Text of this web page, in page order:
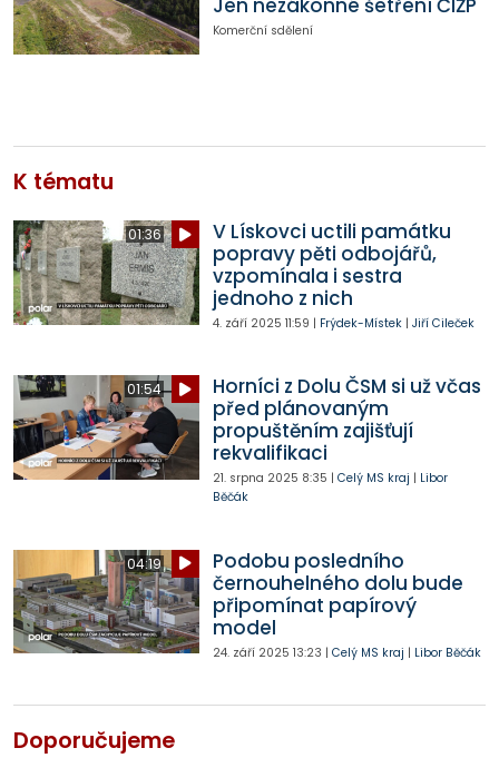
Jen nezákonné šetření ČIŽP
Komerční sdělení
K tématu
01:36
V Lískovci uctili památku
popravy pěti odbojářů,
vzpomínala i sestra
jednoho z nich
4. září 2025 11:59 | Frýdek-Místek| Jiří Cileček
01:54
Horníci z Dolu ČSM si už včas
před plánovaným
propuštěním zajišťují
rekvalifikaci
21. srpna 2025 8:35 | Celý MS kraj | Libor
Běčák
04:19
Podobu posledního
černouhelného dolu bude
připomínat papírový
model
24. září 2025 13:23 | Celý MS kraj | Libor Běčák
Doporučujeme